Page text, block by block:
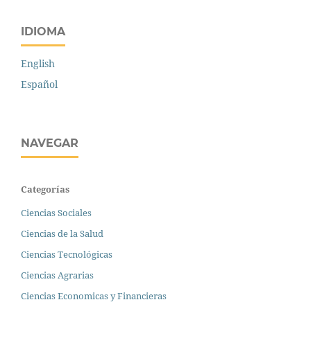
IDIOMA
English
Español
NAVEGAR
Categorías
Ciencias Sociales
Ciencias de la Salud
Ciencias Tecnológicas
Ciencias Agrarias
Ciencias Economicas y Financieras